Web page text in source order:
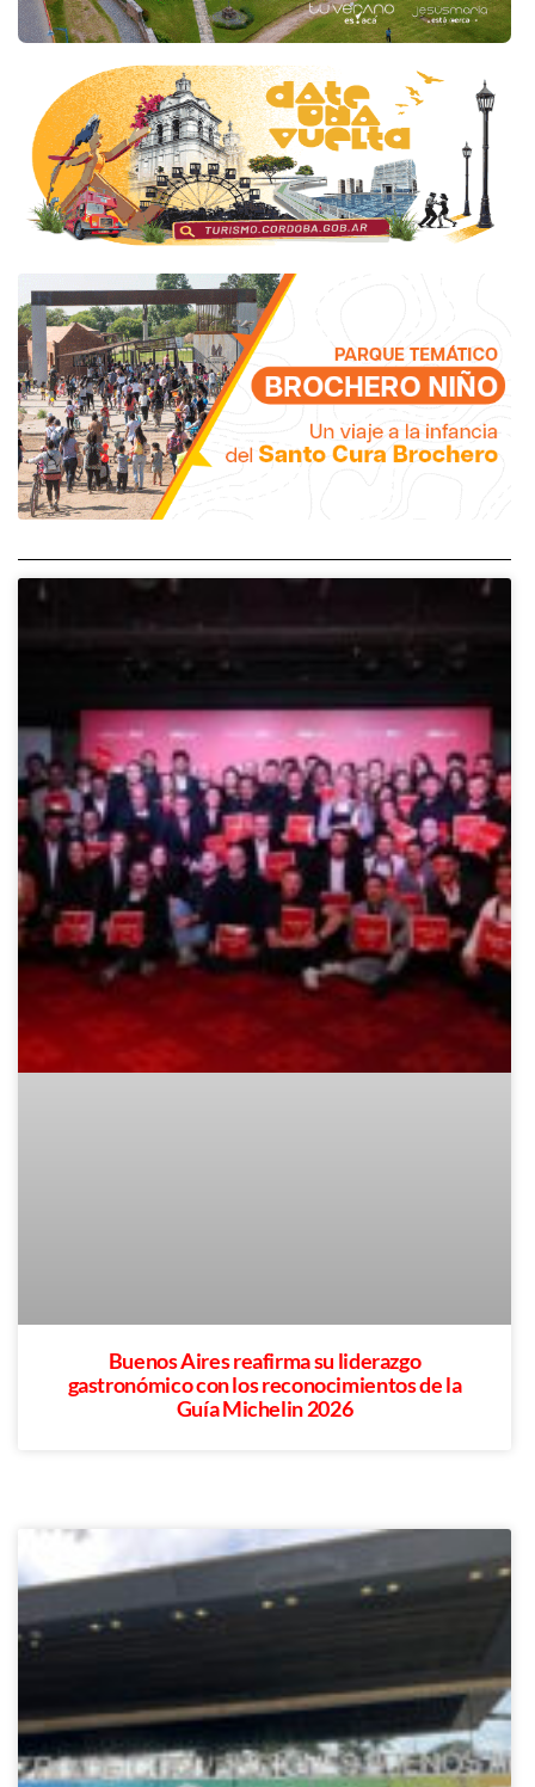
Buenos Aires reafirma su liderazgo
gastronómico con los reconocimientos de la
Guía Michelin 2026